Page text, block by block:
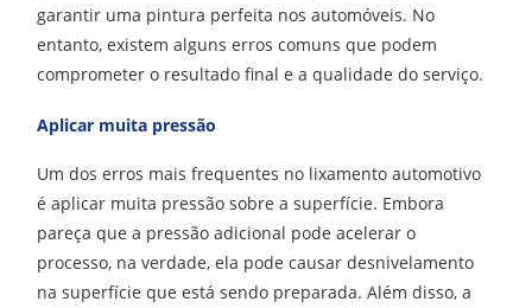
garantir uma pintura perfeita nos automóveis. No
entanto, existem alguns erros comuns que podem
comprometer o resultado final e a qualidade do serviço.
Aplicar muita pressão
Um dos erros mais frequentes no lixamento automotivo
é aplicar muita pressão sobre a superfície. Embora
pareça que a pressão adicional pode acelerar o
processo, na verdade, ela pode causar desnivelamento
na superfície que está sendo preparada. Além disso, a